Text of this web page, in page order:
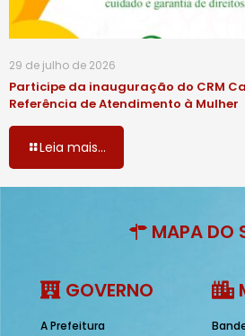
29 de julho de 2026
Participe da inauguração do CRM
Referência de Atendimento à Mulher
Leia mais...
MAPA DO
GOVERNO
A Prefeitura